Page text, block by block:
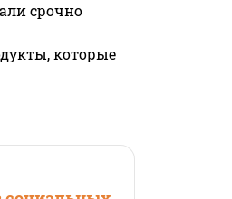
срочно
которые